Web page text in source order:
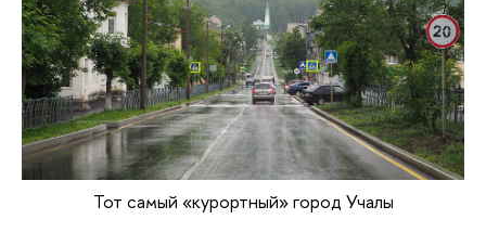
Тот самый «курортный» город Учалы